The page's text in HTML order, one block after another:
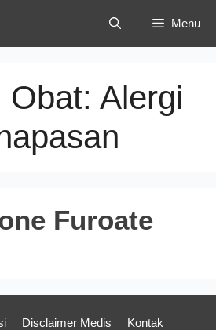
Menu
Obat: Alergi
Furoate
Disclaimer Medis
Kontak